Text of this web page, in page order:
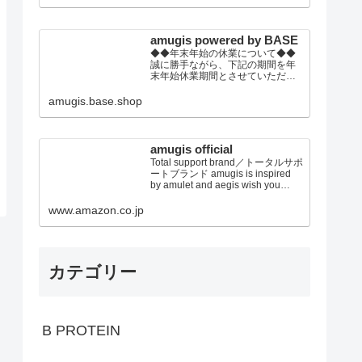
の上、ご注文頂きます事をお願い
amugis powered by BASE
◆◆年末年始の休業について◆◆
誠に勝手ながら、下記の期間を年
末年始休業期間とさせていただき
等に関しましては、2023年1月5日
ます。トレンドウエアから健康グ
ッズまで！ トータルビュ...
amugis.base.shop
amugis official
Total support brand／トータルサポ
ートブランド amugis is inspired
by amulet and aegis wish you
なたに幸せを E...
www.amazon.co.jp
カテゴリー
B PROTEIN